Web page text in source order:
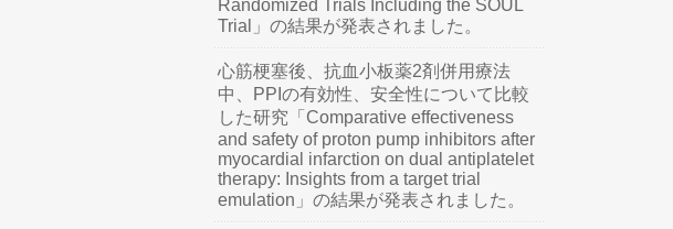
Randomized Trials Including the SOUL
Trial」の結果が発表されました。
心筋梗塞後、抗血小板薬2剤併用療法
中、PPIの有効性、安全性について比較
した研究「Comparative effectiveness
and safety of proton pump inhibitors after
myocardial infarction on dual antiplatelet
therapy: Insights from a target trial
emulation」の結果が発表されました。